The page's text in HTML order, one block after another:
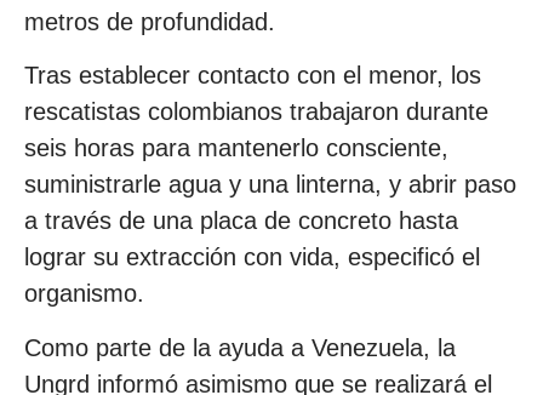
metros de profundidad.
Tras establecer contacto con el menor, los
rescatistas colombianos trabajaron durante
seis horas para mantenerlo consciente,
suministrarle agua y una linterna, y abrir paso
a través de una placa de concreto hasta
lograr su extracción con vida, especificó el
organismo.
Como parte de la ayuda a Venezuela, la
Ungrd informó asimismo que se realizará el